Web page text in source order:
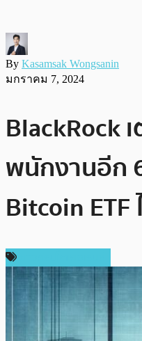
By Kasamsak Wongsanin
มกราคม 7, 2024
BlackRock
พนักงานอีก
Bitcoin